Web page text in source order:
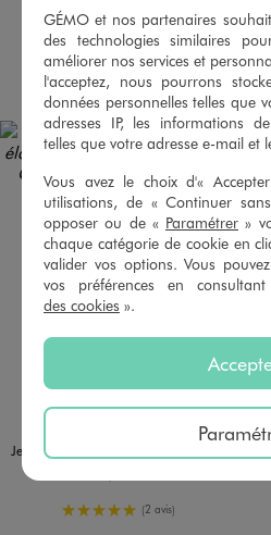
4.5/5 de moyenne
(18 avis)
AJOUTERAU PANIER
Jean large avec taille élastique ajustable fille
5/5 de moyenne
(2 avis)
GÉMO et nos partenaires
des technologies similaires
améliorer nos services et
l'acceptez, nous pourrons
données personnelles telles que
adresses IP, les informations
telles que votre adresse e-mail et
Vous avez le choix d'«
utilisations, de « Continuer
opposer ou de « Paramétrer »
chaque catégorie de cookie en
valider vos options. Vous
vos préférences en
des cookies ».